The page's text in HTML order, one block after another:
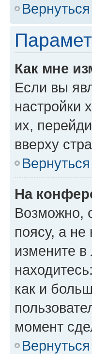
Как мне
Если вы
настройки
их,
вверху
На
Возможно,
поясу, а не
измените в
как и
момент